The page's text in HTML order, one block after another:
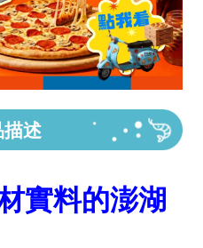
描述
實料的澎湖